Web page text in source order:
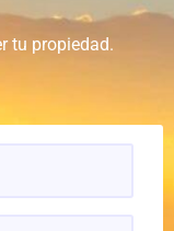
tu propiedad.